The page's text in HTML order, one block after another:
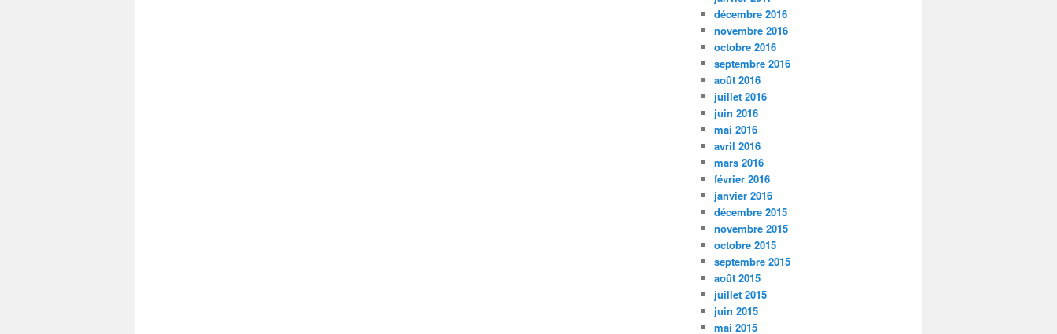
décembre 2016
novembre 2016
octobre 2016
septembre 2016
août 2016
juillet 2016
juin 2016
mai 2016
avril 2016
mars 2016
février 2016
janvier 2016
décembre 2015
novembre 2015
octobre 2015
septembre 2015
août 2015
juillet 2015
juin 2015
mai 2015